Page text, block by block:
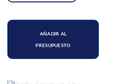
AÑADIR AL
PRESUPUESTO